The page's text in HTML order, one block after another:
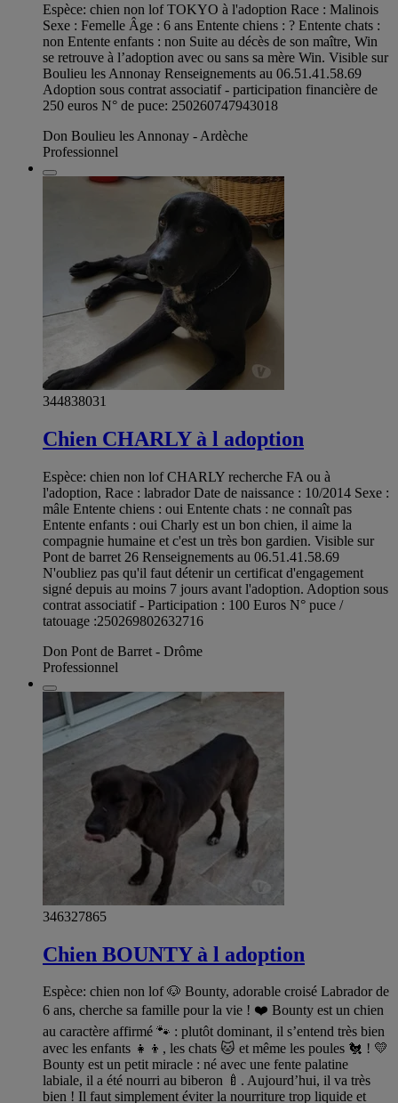
Espèce: chien non lof TOKYO à l'adoption Race : Malinois
Sexe : Femelle Âge : 6 ans Entente chiens : ? Entente chats :
non Entente enfants : non Suite au décès de son maître, Win
se retrouve à l’adoption avec ou sans sa mère Win. Visible sur
Boulieu les Annonay Renseignements au 06.51.41.58.69
Adoption sous contrat associatif - participation financière de
250 euros N° de puce: 250260747943018
Don Boulieu les Annonay - Ardèche
Professionnel
344838031
Chien CHARLY à l adoption
Espèce: chien non lof CHARLY recherche FA ou à
l'adoption, Race : labrador Date de naissance : 10/2014 Sexe :
mâle Entente chiens : oui Entente chats : ne connaît pas
Entente enfants : oui Charly est un bon chien, il aime la
compagnie humaine et c'est un très bon gardien. Visible sur
Pont de barret 26 Renseignements au 06.51.41.58.69
N'oubliez pas qu'il faut détenir un certificat d'engagement
signé depuis au moins 7 jours avant l'adoption. Adoption sous
contrat associatif - Participation : 100 Euros N° puce /
tatouage :250269802632716
Don Pont de Barret - Drôme
Professionnel
346327865
Chien BOUNTY à l adoption
Espèce: chien non lof 🐶 Bounty, adorable croisé Labrador de
6 ans, cherche sa famille pour la vie ! ❤️ Bounty est un chien
au caractère affirmé 🐾 : plutôt dominant, il s’entend très bien
avec les enfants 👧👦, les chats 🐱 et même les poules 🐔 ! 💛
Bounty est un petit miracle : né avec une fente palatine
labiale, il a été nourri au biberon 🍼. Aujourd’hui, il va très
bien ! Il faut simplement éviter la nourriture trop liquide et